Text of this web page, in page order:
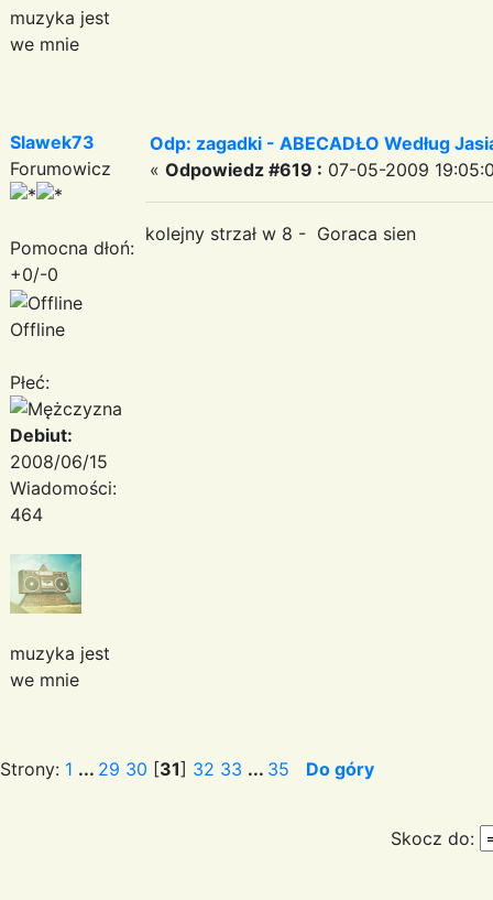
muzyka jest
we mnie
Slawek73
Forumowicz
Pomocna dłoń:
+0/-0
Offline
Płeć:
Debiut:
2008/06/15
Wiadomości:
464
muzyka jest
we mnie
Odp: zagadki - ABECADŁO Według
« Odpowiedz #619 : 07-05-2009
kolejny strzał w 8 - Goraca sien
Strony: 1 ... 29 30 [31] 32 33 ... 35 Do góry
Skocz do: